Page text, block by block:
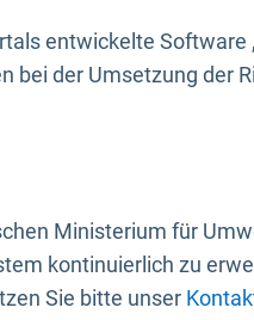
entwickelte Software
bei der Umsetzung der
Ministerium für
kontinuierlich zu
Sie bitte unser